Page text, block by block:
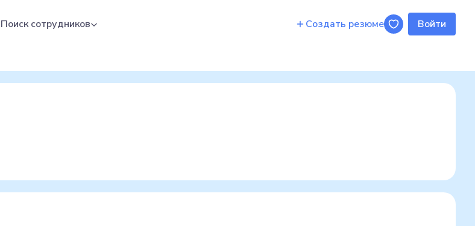
Поиск сотрудников Создать резюме Войти